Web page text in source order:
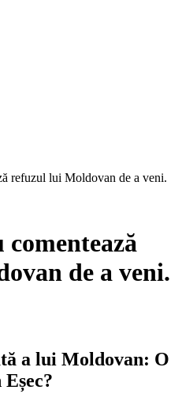
refuzul lui Moldovan de a veni.
de a veni.
a lui Moldovan: O